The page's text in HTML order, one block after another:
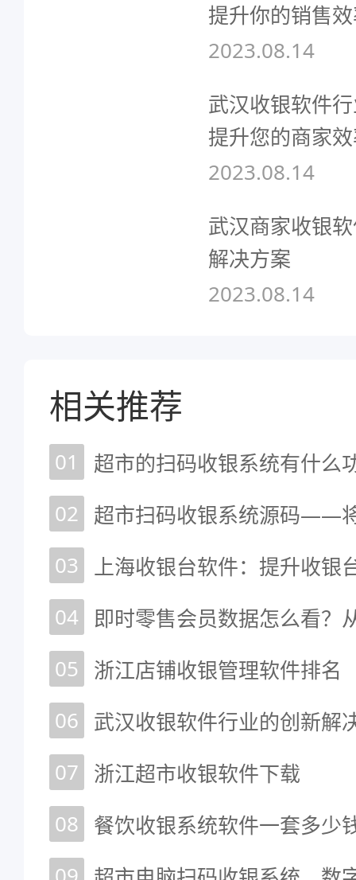
提升你的销售
2023.08.14
武汉收银软件
提升您的商家
2023.08.14
武汉商家收银
解决方案
2023.08.14
相关推荐
01
02
03
04
05
浙江店铺收银管理软件排名
06
07 浙江超市收银软件下载
08 餐饮收银系统软件一套多少